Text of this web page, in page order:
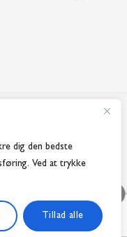
dig den bedste
Ved at trykke
Tillad alle